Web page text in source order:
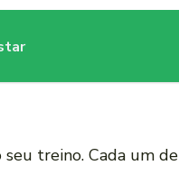
treino. Cada um